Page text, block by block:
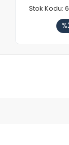
Stok Kodu: